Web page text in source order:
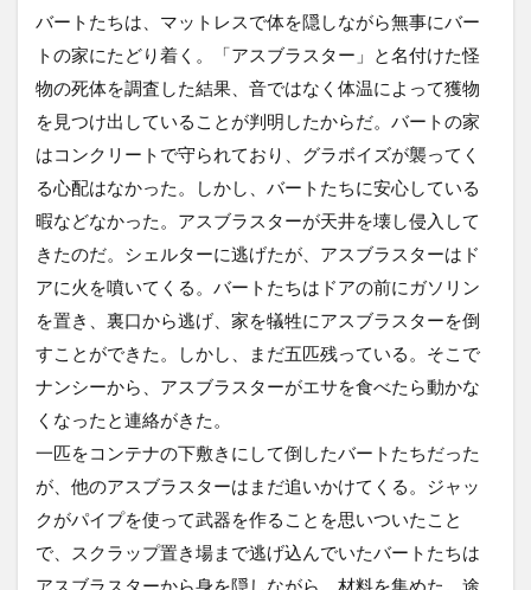
バートたちは、マットレスで体を隠しながら無事にバー
トの家にたどり着く。「アスブラスター」と名付けた怪
物の死体を調査した結果、音ではなく体温によって獲物
を見つけ出していることが判明したからだ。バートの家
はコンクリートで守られており、グラボイズが襲ってく
る心配はなかった。しかし、バートたちに安心している
暇などなかった。アスブラスターが天井を壊し侵入して
きたのだ。シェルターに逃げたが、アスブラスターはド
アに火を噴いてくる。バートたちはドアの前にガソリン
を置き、裏口から逃げ、家を犠牲にアスブラスターを倒
すことができた。しかし、まだ五匹残っている。そこで
ナンシーから、アスブラスターがエサを食べたら動かな
くなったと連絡がきた。
一匹をコンテナの下敷きにして倒したバートたちだった
が、他のアスブラスターはまだ追いかけてくる。ジャッ
クがパイプを使って武器を作ることを思いついたこと
で、スクラップ置き場まで逃げ込んでいたバートたちは
アスブラスターから身を隠しながら、材料を集めた。途